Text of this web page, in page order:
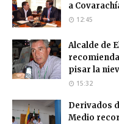
a
12:45
Alcalde de
pisar la
15:32
Derivados
Medio